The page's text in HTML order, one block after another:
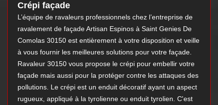
Crépi façade
L’équipe de ravaleurs professionnels chez l’entreprise de
ravalement de façade Artisan Espinos à Saint Genies De
Comolas 30150 est entièrement à votre disposition et veille
à vous fournir les meilleures solutions pour votre façade.
Ravaleur 30150 vous propose le crépi pour embellir votre
façade mais aussi pour la protéger contre les attaques des
pollutions. Le crépi est un enduit décoratif ayant un aspect
rugueux, appliqué à la tyrolienne ou enduit tyrolien. C'est